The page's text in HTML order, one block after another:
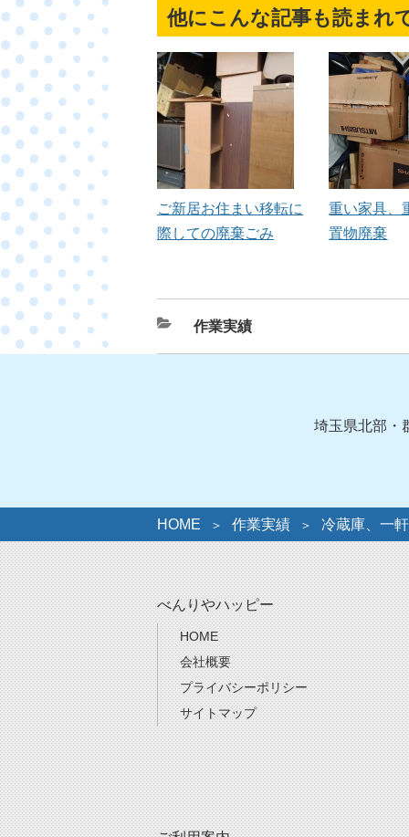
他にこんな記事も読まれ
ご新居お住まい移転に
際しての廃棄ごみ
重い家具、
置物廃棄
カ
テ
作業実績
埼玉県北部・
HOME 作業実績 冷蔵庫、一
べんりやハッピー
HOME
会社概要
プライバシーポリシー
サイトマップ